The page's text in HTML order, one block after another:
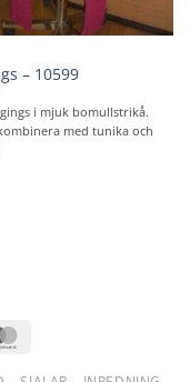
– 10599
i mjuk bomullstrikå.
med tunika och